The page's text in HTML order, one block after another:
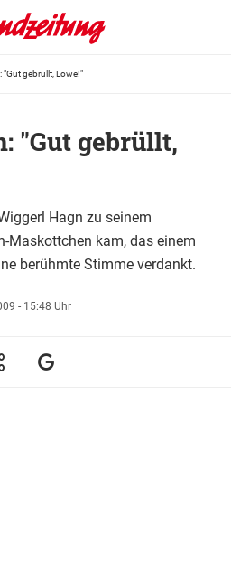
"Gut gebrüllt, Löwe!"
"Gut gebrüllt,
Hagn zu seinem
Maskottchen kam, das einem
berühmte Stimme verdankt.
- 15:48 Uhr